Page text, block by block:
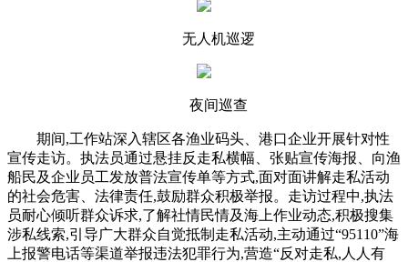
无人机巡逻
夜间巡查
期间,工作站深入辖区各渔业码头、港口企业开展针对性
宣传走访。执法员通过悬挂反走私横幅、张贴宣传海报、向渔
船民及企业员工发放普法宣传单等方式,面对面讲解走私活动
的社会危害、法律责任,鼓励群众积极举报。走访过程中,执法
员耐心倾听群众诉求,了解社情民情及海上作业动态,积极搜集
涉私线索,引导广大群众自觉抵制走私活动,主动通过“95110”海
上报警电话等渠道举报违法犯罪行为,营造“反对走私,人人有